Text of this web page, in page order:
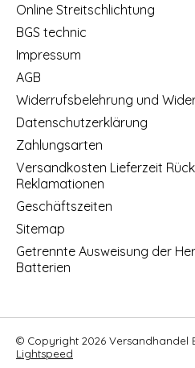
Online Streitschlichtung
BGS technic
Impressum
AGB
Widerrufsbelehrung und
Datenschutzerklärung
Zahlungsarten
Versandkosten Lieferzeit
Reklamationen
Geschäftszeiten
Sitemap
Getrennte Ausweisung der
Batterien
© Copyright 2026 Versandhandel
Lightspeed